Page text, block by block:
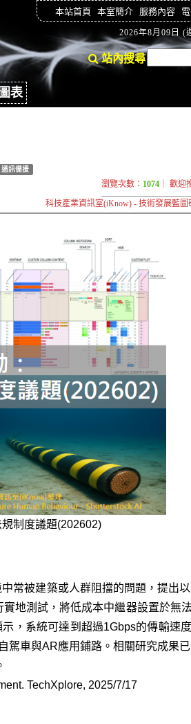
本站首頁 本室簡介 服務內容
2026年8月09日 (
站內搜尋
表
通訊備援
瀏覽次數： 1074 ｜ 歡迎
科技產業資訊室(iKnow) - 技術發展藍圖
制度議題(202602)
常被建築或人群阻擋的問題，提出
地測試，將低成本中繼器設置於無
，系統可達到超過1Gbps的傳輸速
駕車與AR應用鋪路。相關研究成果
TechXplore, 2025/7/17